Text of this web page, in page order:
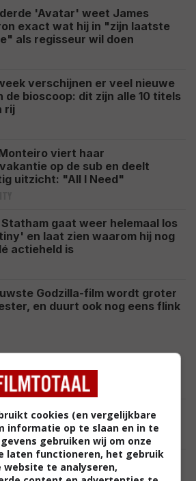
'Avatar' weet James
exact wat hij in "zijn laatste
als regisseur wil doen
verschijnen er veel nieuwe
de bioscoop: dit zijn alle 10 titels
rij
viert haar
op de sub en deelt
uitzicht: "All I Need"
gaat weer helemaal los
en laat zien waarom hij nog
actieheld is
Godzilla-film wordt groter
en duurt ook nog eens flink
flink van het enorme succes
New Day'
9 een compleet
met de wederopstanding van
klap en eindigt wereldwijd
flop 'Morbius' NIEUWS
cookies (en vergelijkbare
informatie op te slaan en in te
gebruiken wij om onze
laten functioneren, het gebruik
website te analyseren,